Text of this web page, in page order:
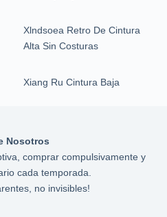
Xlndsoea Retro De Cintura
Alta Sin Costuras
Xiang Ru Cintura Baja
Nosotros
comprar compulsivamente y
cada temporada.
no invisibles!